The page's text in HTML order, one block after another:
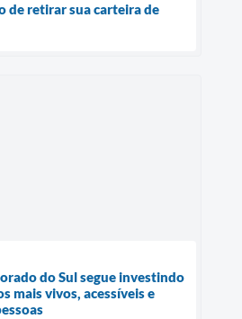
de retirar sua carteira de
do Sul segue investindo
mais vivos, acessíveis e